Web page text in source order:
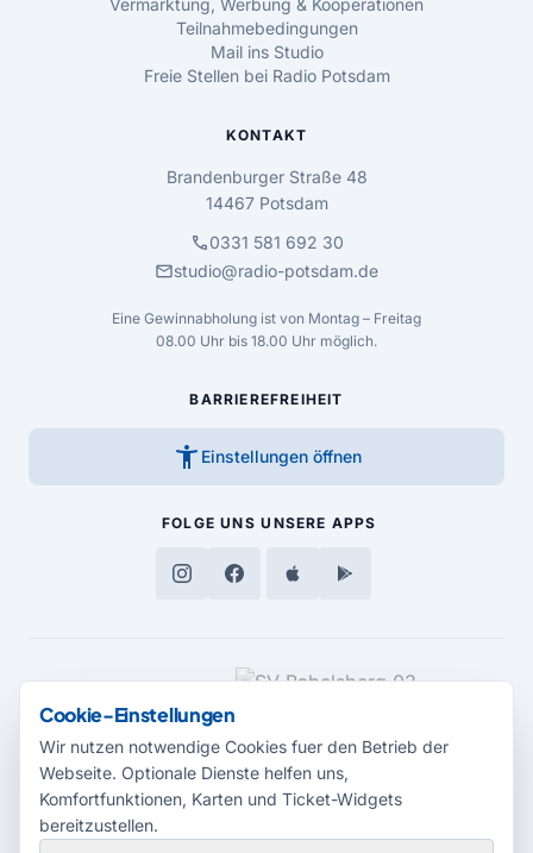
Vermarktung, Werbung & Kooperationen
Teilnahmebedingungen
Mail ins Studio
Freie Stellen bei Radio Potsdam
KONTAKT
Brandenburger Straße 48
14467 Potsdam
call0331 581 692 30
mailstudio@radio-potsdam.de
Eine Gewinnabholung ist von Montag – Freitag
08.00 Uhr bis 18.00 Uhr möglich.
BARRIEREFREIHEIT
accessibility_new Einstellungen öffnen
FOLGE UNS UNSERE APPS
MEDIENPARTNER
Cookie-Einstellungen
Wir nutzen notwendige Cookies fuer den Betrieb der
Webseite. Optionale Dienste helfen uns,
Komfortfunktionen, Karten und Ticket-Widgets
bereitzustellen.